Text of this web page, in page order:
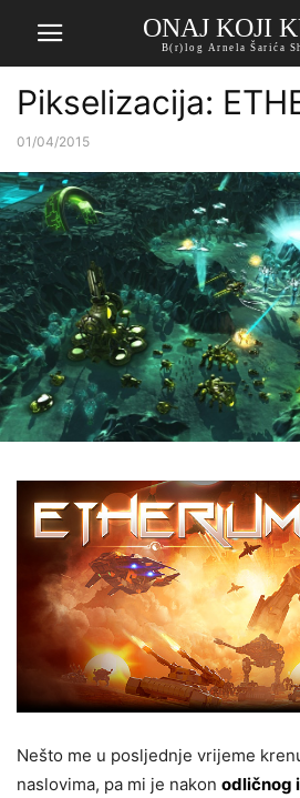
ONAJ KOJI
B(r)log Arnela Šarića
Pikselizacija:
01/04/2015
Nešto me u posljednje vrijeme
naslovima, pa mi je nakon odličnog